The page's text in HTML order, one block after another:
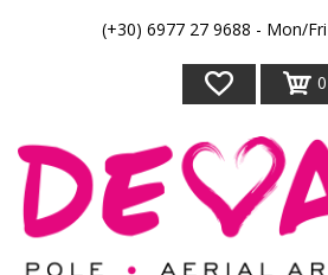
(+30) 6977 27 9688 - Mon/
0